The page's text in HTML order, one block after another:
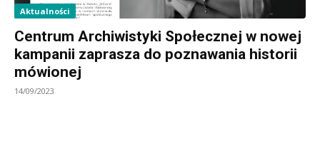
Aktualności
Centrum Archiwistyki Społecznej w nowej
kampanii zaprasza do poznawania historii
mówionej
14/09/2023